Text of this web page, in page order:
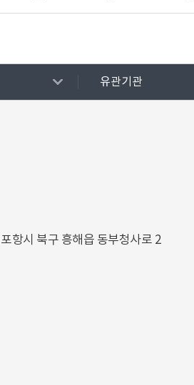
유관기관
항시 북구 흥해읍 동부청사로 2